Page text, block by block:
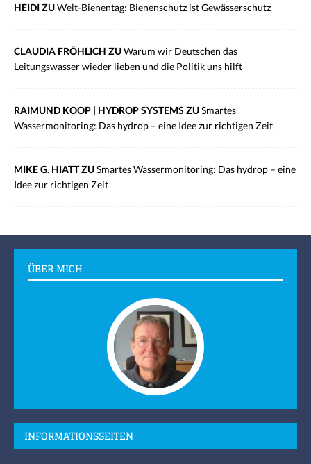
HEIDI ZUWelt-Bienentag: Bienenschutz ist Gewässerschutz
CLAUDIA FRÖHLICH ZUWarum wir Deutschen das
Leitungswasser wieder lieben und die Politik uns hilft
RAIMUND KOOP | HYDROP SYSTEMS ZUSmartes
Wassermonitoring: Das hydrop – eine Idee zur richtigen Zeit
MIKE G. HIATT ZUSmartes Wassermonitoring: Das hydrop – eine
Idee zur richtigen Zeit
ÜBER MICH
INFORMATIONSSEITEN